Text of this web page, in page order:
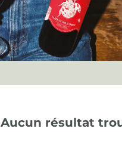
Aucun résultat